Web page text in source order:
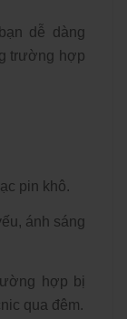
dễ dàng
trường hợp
pin khô.
ánh sáng
hợp bị
qua đêm.